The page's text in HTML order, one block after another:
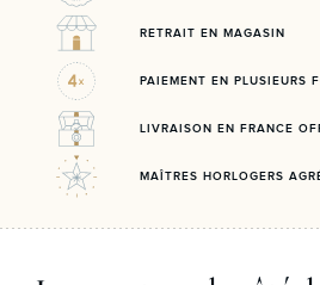
RETRAIT EN MAGASIN
PAIEMENT EN PLUSIEURS
LIVRAISON EN FRANCE
MAÎTRES HORLOGERS